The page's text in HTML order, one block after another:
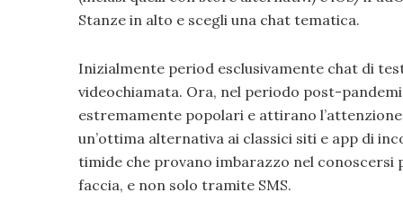
Stanze in alto e scegli una chat tematica.
Inizialmente period esclusivamente chat di
videochiamata. Ora, nel periodo post-
estremamente popolari e attirano
un’ottima alternativa ai classici siti e app di
timide che provano imbarazzo nel
faccia, e non solo tramite SMS.